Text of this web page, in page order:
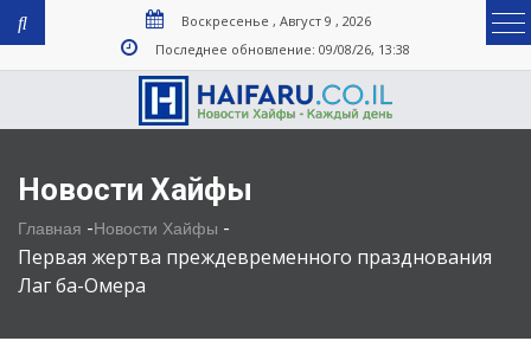
Воскресенье , Август 9 , 2026
Последнее обновление: 09/08/26, 13:38
Новости Хайфы
Главная -Новости Хайфы -
Первая жертва преждевременного празднования
Лаг ба-Омера